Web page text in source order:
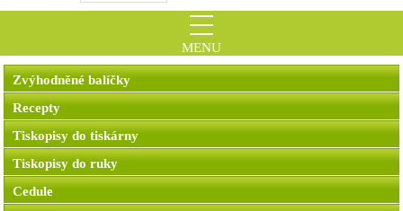
MENU
Zvýhodněné balíčky
Recepty
Tiskopisy do tiskárny
Tiskopisy do ruky
Cedule